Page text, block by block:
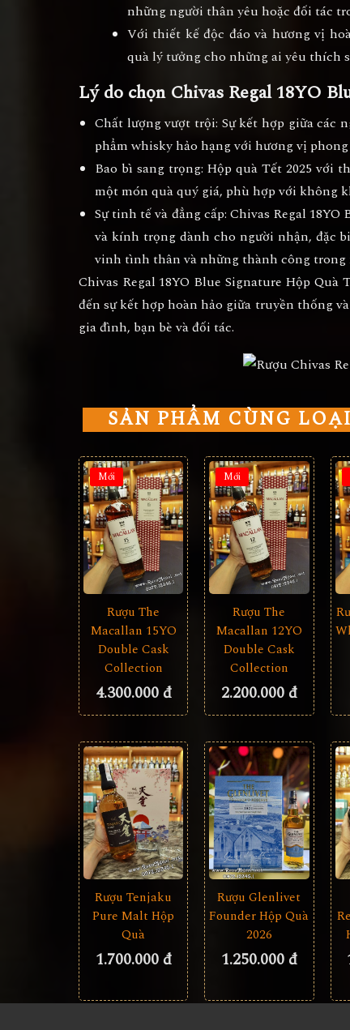
những người thân yêu hoặc đối tác
Với thiết kế độc đáo và hương vị
quà lý tưởng cho những ai yêu thích
Lý do chọn Chivas Regal 18YO
Chất lượng vượt trội: Sự kết hợp giữa các
phẩm whisky hảo hạng với hương vị
Bao bì sang trọng: Hộp quà Tết 2025 với
một món quà quý giá, phù hợp với không
Sự tinh tế và đẳng cấp: Chivas Regal
và kính trọng dành cho người nhận, đặc
vinh tình thân và những thành công trong
Chivas Regal 18YO Blue Signature Hộp Quà
đến sự kết hợp hoàn hảo giữa truyền thống
gia đình, bạn bè và đối tác.
SẢN PHẨM CÙNG LOẠI
Mới
Rượu The
Macallan 15YO
Double Cask
Collection
4.300.000 đ
Mới
Rượu The
Macallan 12YO
Double Cask
Collection
2.200.000 đ
Rượu Tenjaku
Pure Malt Hộp
Quà
1.700.000 đ
Rượu Glenlivet
Founder Hộp Quà
2026
1.250.000 đ